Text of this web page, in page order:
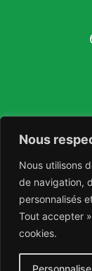
Nous
Nous utilisons
de navigation,
personnalisés
Tout accepter
cookies.